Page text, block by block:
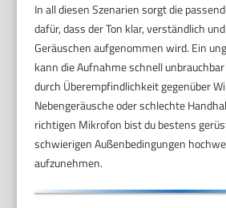
In all diesen Szenarien sorgt die
dafür, dass der Ton klar, verständlich
Geräuschen aufgenommen wird. Ein
kann die Aufnahme schnell
durch Überempfindlichkeit gegenüber
Nebengeräusche oder schlechte
richtigen Mikrofon bist du bestens
schwierigen Außenbedingungen
aufzunehmen.